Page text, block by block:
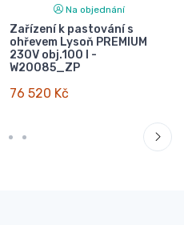
Na objednání
Zařízení k pastování s
ohřevem Lysoň PREMIUM
230V obj.100 l -
W20085_ZP
76 520 Kč